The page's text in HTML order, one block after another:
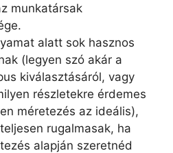
munkatársak
alatt sok hasznos
(legyen szó akár a
kiválasztásáról, vagy
részletekre érdemes
méretezés az ideális),
rugalmasak, ha
alapján szeretnéd